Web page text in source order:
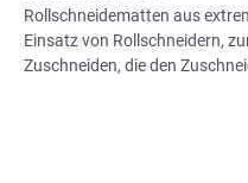
Rollschneidematten aus
Einsatz von Rollschneidern,
Zuschneiden, die den